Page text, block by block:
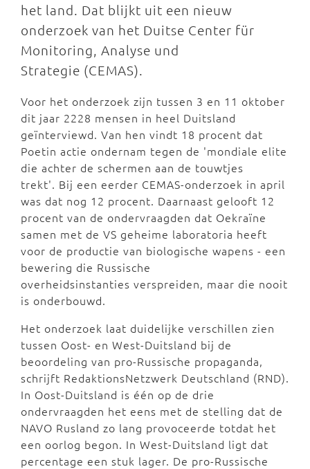
het land. Dat blijkt uit een nieuw
onderzoek van het Duitse Center für
Monitoring, Analyse und
Strategie (CEMAS).
Voor het onderzoek zijn tussen 3 en 11 oktober
dit jaar 2228 mensen in heel Duitsland
geïnterviewd. Van hen vindt 18 procent dat
Poetin actie ondernam tegen de 'mondiale elite
die achter de schermen aan de touwtjes
trekt'. Bij een eerder CEMAS-onderzoek in april
was dat nog 12 procent. Daarnaast gelooft 12
procent van de ondervraagden dat Oekraïne
samen met de VS geheime laboratoria heeft
voor de productie van biologische wapens - een
bewering die Russische
overheidsinstanties verspreiden, maar die nooit
is onderbouwd.
Het onderzoek laat duidelijke verschillen zien
tussen Oost- en West-Duitsland bij de
beoordeling van pro-Russische propaganda,
schrijft RedaktionsNetzwerk Deutschland (RND).
In Oost-Duitsland is één op de drie
ondervraagden het eens met de stelling dat de
NAVO Rusland zo lang provoceerde totdat het
een oorlog begon. In West-Duitsland ligt dat
percentage een stuk lager. De pro-Russische